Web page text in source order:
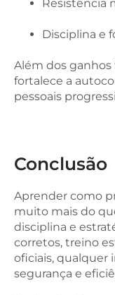
Resistência
Disciplina e
Além dos ganhos
fortalece a
pessoais
Conclusão
Aprender como
muito mais do
disciplina e
corretos, treino
oficiais, qualquer
segurança e